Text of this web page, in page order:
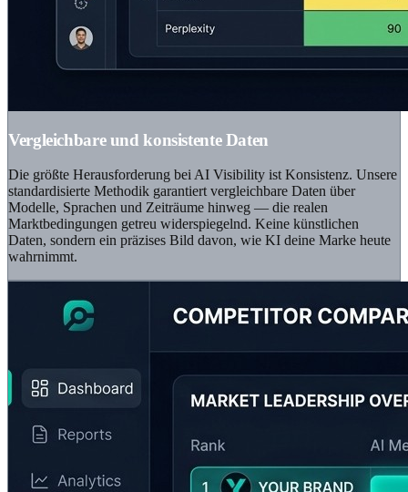
Vergleichbare und konsistente Daten
Die größte Herausforderung bei AI Visibility ist Konsistenz. Unsere
standardisierte Methodik garantiert vergleichbare Daten über
Modelle, Sprachen und Zeiträume hinweg — die realen
Marktbedingungen getreu widerspiegelnd. Keine künstlichen
Daten, sondern ein präzises Bild davon, wie KI deine Marke heute
wahrnimmt.